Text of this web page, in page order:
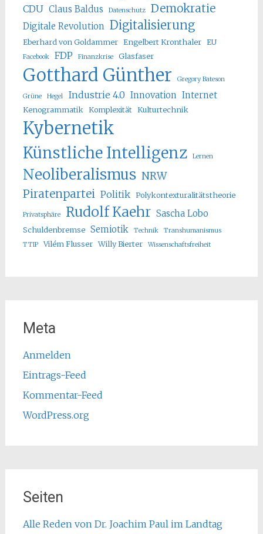
CDU Claus Baldus Datenschutz Demokratie
Digitale Revolution Digitalisierung
Eberhard von Goldammer Engelbert Kronthaler EU
Facebook FDP Finanzkrise Glasfaser
Gotthard Günther Gregory Bateson
Grüne Hegel Industrie 4.0 Innovation Internet
Kenogrammatik Komplexität Kulturtechnik
Kybernetik
Künstliche Intelligenz Lernen
Neoliberalismus NRW
Piratenpartei Politik Polykontexturalitätstheorie
Privatsphäre Rudolf Kaehr Sascha Lobo
Schuldenbremse Semiotik Technik
Transhumanismus
TTIP
Vilém Flusser Willy Bierter Wissenschaftsfreiheit
Meta
Anmelden
Eintrags-Feed
Kommentar-Feed
WordPress.org
Seiten
Alle Reden von Dr. Joachim Paul im Landtag